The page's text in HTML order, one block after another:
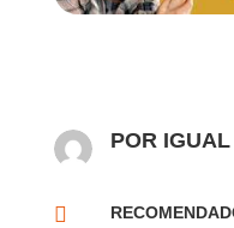
POR
